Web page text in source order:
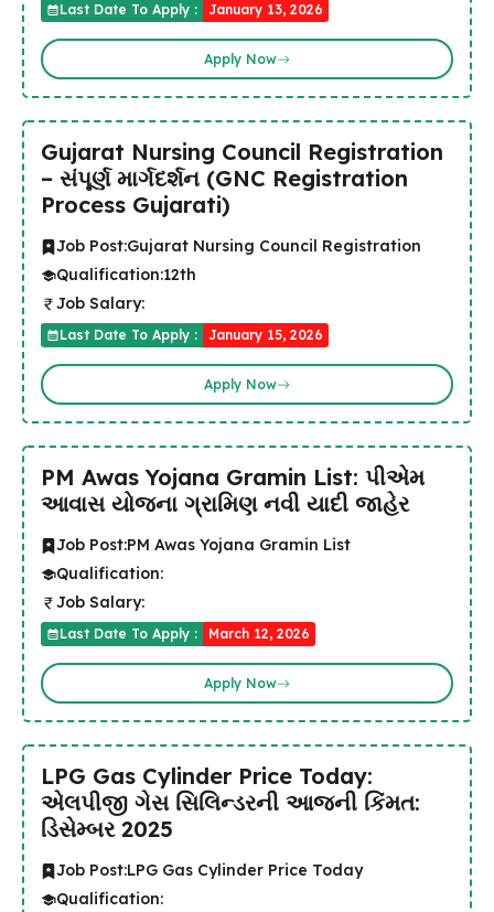
Last Date To Apply : January 13, 2026
Apply Now
Gujarat Nursing Council Registration
– સંપૂર્ણ માર્ગદર્શન (GNC Registration
Process Gujarati)
Job Post:Gujarat Nursing Council Registration
Qualification:12th
Job Salary:
Last Date To Apply : January 15, 2026
Apply Now
PM Awas Yojana Gramin List: પીએમ
આવાસ યોજના ગ્રામિણ નવી યાદી જાહેર
Job Post:PM Awas Yojana Gramin List
Qualification:
Job Salary:
Last Date To Apply : March 12, 2026
Apply Now
LPG Gas Cylinder Price Today:
એલપીજી ગેસ સિલિન્ડરની આજની કિંમત:
ડિસેમ્બર 2025
Job Post:LPG Gas Cylinder Price Today
Qualification: